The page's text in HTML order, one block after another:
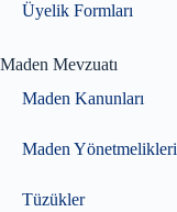
Üyelik Formları
Maden Mevzuatı
Maden Kanunları
Maden Yönetmelikleri
Tüzükler